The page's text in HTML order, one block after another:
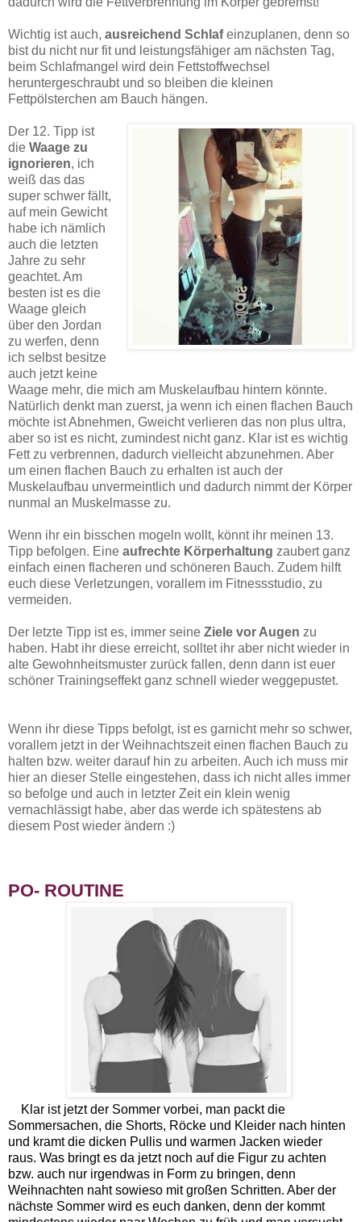
Wichtig ist auch, ausreichend Schlafeinzuplanen, denn so
bist du nicht nur fit und leistungsfähiger am nächsten Tag,
beim Schlafmangel wird dein Fettstoffwechsel
heruntergeschraubt und so bleiben die kleinen
Fettpölsterchen am Bauch hängen.
Der 12. Tipp ist
die Waage zu
ignorieren, ich
weiß das das
super schwer fällt,
auf mein Gewicht
habe ich nämlich
auch die letzten
Jahre zu sehr
geachtet. Am
besten ist es die
Waage gleich
über den Jordan
zu werfen, denn
ich selbst besitze
auch jetzt keine
Waage mehr, die mich am Muskelaufbau hintern könnte.
Natürlich denkt man zuerst, ja wenn ich einen flachen Bauch
möchte ist Abnehmen, Gweicht verlieren das non plus ultra,
aber so ist es nicht, zumindest nicht ganz. Klar ist es wichtig
Fett zu verbrennen, dadurch vielleicht abzunehmen. Aber
um einen flachen Bauch zu erhalten ist auch der
Muskelaufbau unvermeintlich und dadurch nimmt der Körper
nunmal an Muskelmasse zu.
Wenn ihr ein bisschen mogeln wollt, könnt ihr meinen 13.
Tipp befolgen. Eine aufrechte Körperhaltung zaubert ganz
einfach einen flacheren und schöneren Bauch. Zudem hilft
euch diese Verletzungen, vorallem im Fitnessstudio, zu
vermeiden.
Der letzte Tipp ist es, immer seine Ziele vor Augen zu
haben. Habt ihr diese erreicht, solltet ihr aber nicht wieder in
alte Gewohnheitsmuster zurück fallen, denn dann ist euer
schöner Trainingseffekt ganz schnell wieder weggepustet.
Wenn ihr diese Tipps befolgt, ist es garnicht mehr so schwer,
vorallem jetzt in der Weihnachtszeit einen flachen Bauch zu
halten bzw. weiter darauf hin zu arbeiten. Auch ich muss mir
hier an dieser Stelle eingestehen, dass ich nicht alles immer
so befolge und auch in letzter Zeit ein klein wenig
vernachlässigt habe, aber das werde ich spätestens ab
diesem Post wieder ändern :)
PO- ROUTINE
Klar ist jetzt der Sommer vorbei, man packt die
Sommersachen, die Shorts, Röcke und Kleider nach hinten
und kramt die dicken Pullis und warmen Jacken wieder
raus. Was bringt es da jetzt noch auf die Figur zu achten
bzw. auch nur irgendwas in Form zu bringen, denn
Weihnachten naht sowieso mit großen Schritten. Aber der
nächste Sommer wird es euch danken, denn der kommt